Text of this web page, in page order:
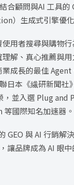
合顧問與AI 工具的
）生成式引擎優
使用者搜尋與購物
解、真心推薦與用
成長的最佳
日本《繊研新聞社
，並入選 Plug and
國際知名加速器。
GEO 與 AI 行銷解
讓品牌成為 AI 眼中